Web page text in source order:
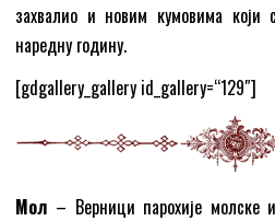
захвалио и новим кумовима који
наредну годину.
[gdgallery_gallery id_gallery=“129″]
Мол – Верници парохије молске